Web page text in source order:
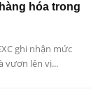
hóa trong
ghi nhận mức
vươn lên vị...